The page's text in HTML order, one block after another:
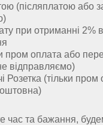
(пiсляплатою або
при отриманні 2%
пром оплата або
відправляємо)
Розетка (тільки
час та бажання,